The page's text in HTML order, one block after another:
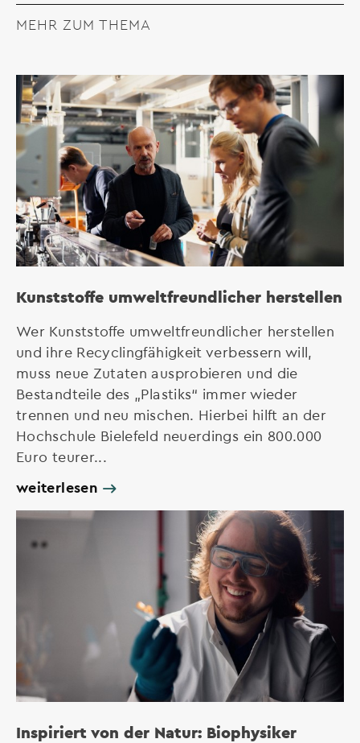
MEHR ZUM THEMA
Kunststoffe umweltfreundlicher herstellen
Wer Kunststoffe umweltfreundlicher herstellen
und ihre Recyclingfähigkeit verbessern will,
muss neue Zutaten ausprobieren und die
Bestandteile des „Plastiks“ immer wieder
trennen und neu mischen. Hierbei hilft an der
Hochschule Bielefeld neuerdings ein 800.000
Euro teurer...
weiterlesen
Inspiriert von der Natur: Biophysiker